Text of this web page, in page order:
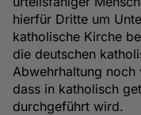
hierfür Dritte um
katholische Kirche
die deutschen
Abwehrhaltung noch
dass in katholisch
durchgeführt wird.